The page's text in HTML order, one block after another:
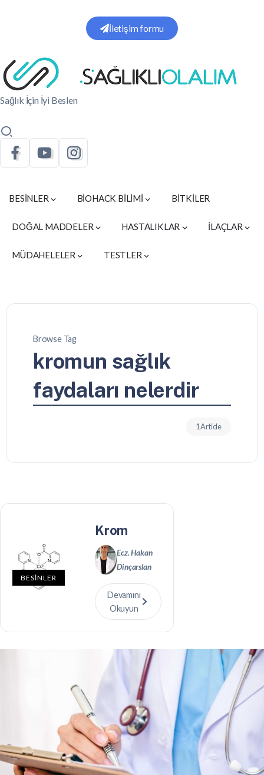
İletişim formu
Sağlık İçin İyi Beslen
BESİNLER BİOHACK BİLİMİ BİTKİLER
DOĞAL MADDELER HASTALIKLAR İLAÇLAR
MÜDAHELELER TESTLER
Browse Tag
kromun sağlık
faydaları nelerdir
1 Article
BESİNLER
Krom
Ecz. Hakan
Dinçarslan
Devamını
Okuyun